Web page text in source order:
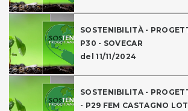
SOSTENIBILITÀ -
P30 - SOVECAR
del 11/11/2024
SOSTENIBILITA -
- P29 FEM CASTAGNO